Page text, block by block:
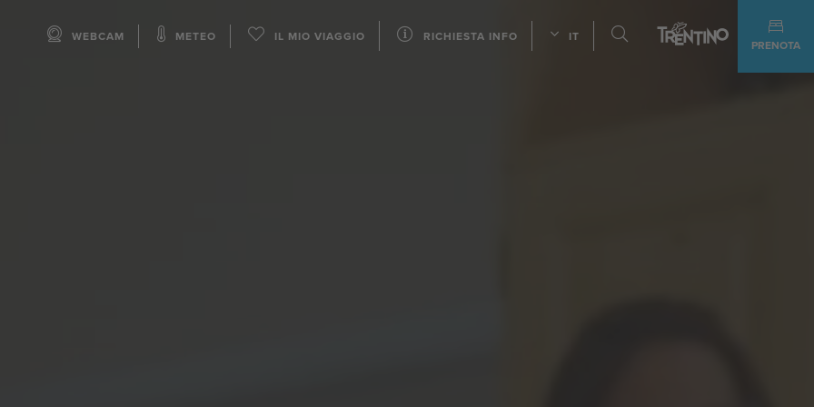
WEBCAM METEO IL MIO VIAGGIO RICHIESTA INFO IT
PRENOTA